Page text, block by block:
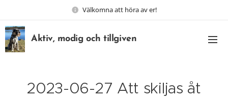
Välkomna att höra av er!
Aktiv, modig och tillgiven
2023-06-27 Att skiljas åt